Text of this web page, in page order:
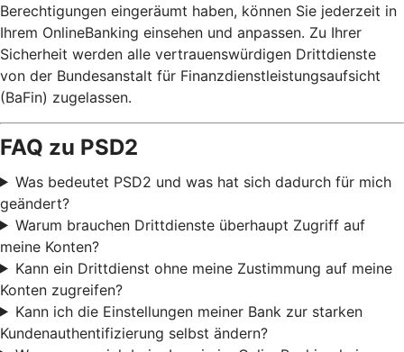
Berechtigungen eingeräumt haben, können Sie jederzeit in
Ihrem OnlineBanking einsehen und anpassen. Zu Ihrer
Sicherheit werden alle vertrauenswürdigen Drittdienste
von der Bundesanstalt für Finanzdienstleistungsaufsicht
(BaFin) zugelassen.
FAQ zu PSD2
Was bedeutet PSD2 und was hat sich dadurch für mich
geändert?
Warum brauchen Drittdienste überhaupt Zugriff auf
meine Konten?
Kann ein Drittdienst ohne meine Zustimmung auf meine
Konten zugreifen?
Kann ich die Einstellungen meiner Bank zur starken
Kundenauthentifizierung selbst ändern?